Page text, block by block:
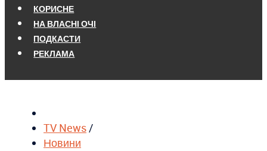
КОРИСНЕ
НА ВЛАСНІ ОЧІ
ПОДКАСТИ
РЕКЛАМА
TV News/
Новини